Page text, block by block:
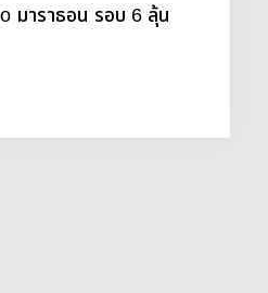
มาราธอน รอบ 6 ลุ้น